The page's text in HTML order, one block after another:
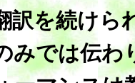
訳を続けら
みでは伝わ